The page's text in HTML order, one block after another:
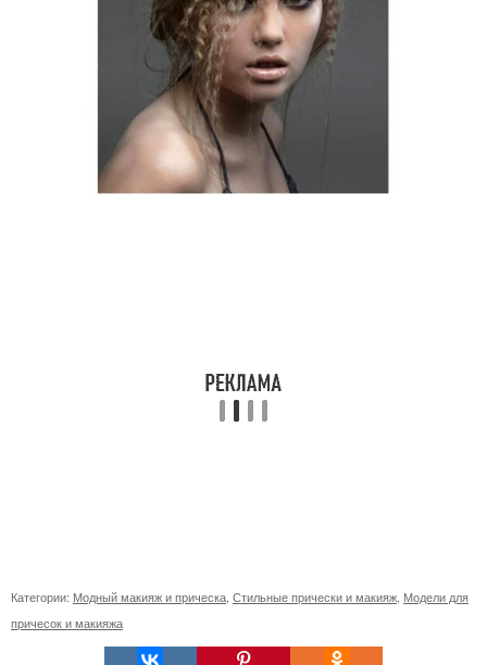
Категории: Модный макияж и прическа Стильные прически и макияж Модели для
причесок и макияжа